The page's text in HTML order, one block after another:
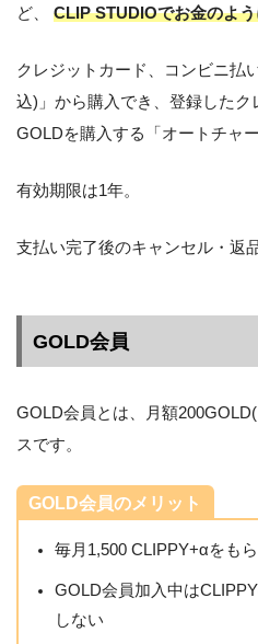
ど、 CLIP STUDIOでお金のよ
クレジットカード、コンビニ払
込)」から購入でき、登録したク
GOLDを購入する「オートチャ
有効期限は1年。
支払い完了後のキャンセル・返
GOLD会員
GOLD会員とは、月額
スです。
GOLD会員のメリット
毎月1,500 CLIPPY+αをも
GOLD会員加入中は
しない